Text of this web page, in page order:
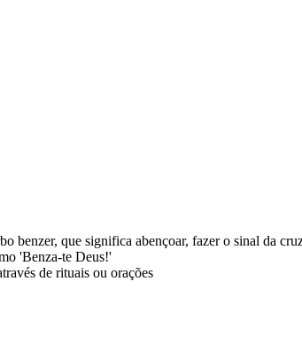
benzer, que significa abençoar, fazer o sinal da
'Benza-te Deus!'
de rituais ou orações